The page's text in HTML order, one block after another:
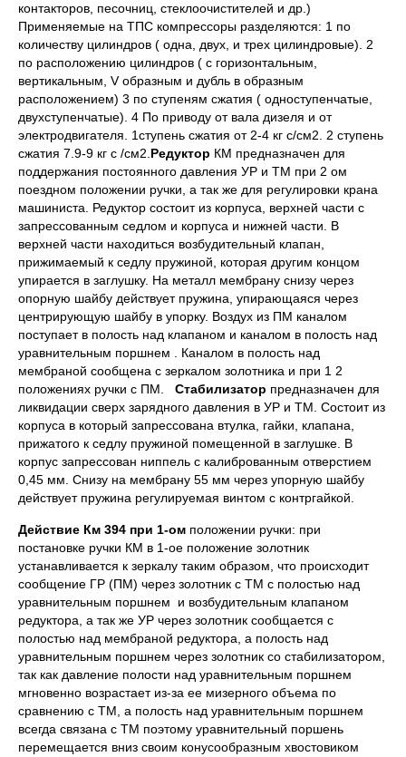
контакторов, песочниц, стеклоочистителей и др.)
Применяемые на ТПС компрессоры разделяются: 1 по
количеству цилиндров ( одна, двух, и трех цилиндровые). 2
по расположению цилиндров ( с горизонтальным,
вертикальным, V образным и дубль в образным
расположением) 3 по ступеням сжатия ( одноступенчатые,
двухступенчатые). 4 По приводу от вала дизеля и от
электродвигателя. 1ступень сжатия от 2-4 кг с/см2. 2 ступень
сжатия 7.9-9 кг с /см2. Редуктор КМ предназначен для
поддержания постоянного давления УР и ТМ при 2 ом
поездном положении ручки, а так же для регулировки крана
машиниста. Редуктор состоит из корпуса, верхней части с
запрессованным седлом и корпуса и нижней части. В
верхней части находиться возбудительный клапан,
прижимаемый к седлу пружиной, которая другим концом
упирается в заглушку. На металл мембрану снизу через
опорную шайбу действует пружина, упирающаяся через
центрирующую шайбу в упорку. Воздух из ПМ каналом
поступает в полость над клапаном и каналом в полость над
уравнительным поршнем . Каналом в полость над
мембраной сообщена с зеркалом золотника и при 1 2
положениях ручки с ПМ. Стабилизатор предназначен для
ликвидации сверх зарядного давления в УР и ТМ. Состоит из
корпуса в который запрессована втулка, гайки, клапана,
прижатого к седлу пружиной помещенной в заглушке. В
корпус запрессован ниппель с калиброванным отверстием
0,45 мм. Снизу на мембрану 55 мм через упорную шайбу
действует пружина регулируемая винтом с контргайкой.
Действие Км 394 при 1-ом положении ручки: при
постановке ручки КМ в 1-ое положение золотник
устанавливается к зеркалу таким образом, что происходит
сообщение ГР (ПМ) через золотник с ТМ с полостью над
уравнительным поршнем и возбудительным клапаном
редуктора, а так же УР через золотник сообщается с
полостью над мембраной редуктора, а полость над
уравнительным поршнем через золотник со стабилизатором,
так как давление полости над уравнительным поршнем
мгновенно возрастает из-за ее мизерного объема по
сравнению с ТМ, а полость над уравнительным поршнем
всегда связана с ТМ поэтому уравнительный поршень
перемещается вниз своим конусообразным хвостовиком